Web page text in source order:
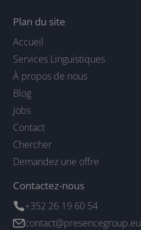
Plan du site
Accueil
Services Linguistiques
À propos de nous
Blog
Jobs
Contact
Chercher
Demandez une offre
Contactez-nous
+352 26 19 60 54
contact@presencegroup.eu